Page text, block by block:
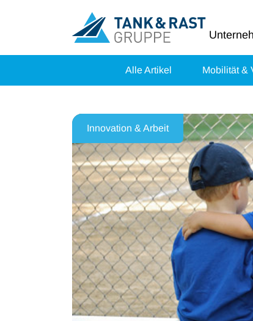
Alle Artikel Mobilität &
Innovation & Arbeit